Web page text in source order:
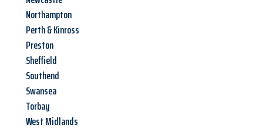
Northampton
Perth & Kinross
Preston
Sheffield
Southend
Swansea
Torbay
West Midlands